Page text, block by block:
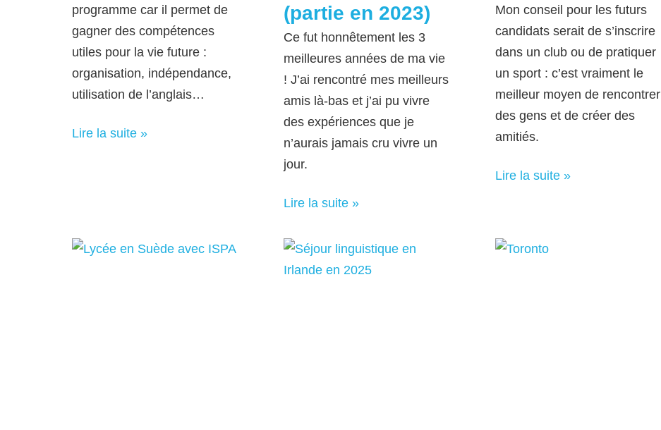
programme car il permet de
gagner des compétences
utiles pour la vie future :
organisation, indépendance,
utilisation de l’anglais…
Lire la suite »
(partie en 2023)
Ce fut honnêtement les 3
meilleures années de ma vie
! J’ai rencontré mes meilleurs
amis là-bas et j’ai pu vivre
des expériences que je
n’aurais jamais cru vivre un
jour.
Lire la suite »
Mon conseil pour les futurs
candidats serait de s’inscrire
dans un club ou de pratiquer
un sport : c’est vraiment le
meilleur moyen de rencontrer
des gens et de créer des
amitiés.
Lire la suite »